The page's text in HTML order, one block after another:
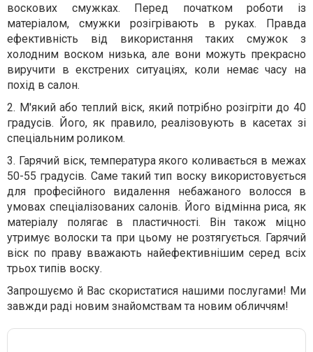
воскових смужках. Перед початком роботи із
матеріалом, смужки розігрівають в руках. Правда
ефективність від використання таких смужок з
холодним воском низька, але вони можуть прекрасно
виручити в екстрених ситуаціях, коли немає часу на
похід в салон.
2. М'який або теплий віск, який потрібно розігріти до 40
градусів. Його, як правило, реалізовують в касетах зі
спеціальним роликом.
3. Гарячий віск, температура якого коливається в межах
50-55 градусів. Саме такий тип воску використовується
для професійного видалення небажаного волосся в
умовах спеціалізованих салонів. Його відмінна риса, як
матеріалу полягає в пластичності. Він також міцно
утримує волоски та при цьому не розтягується. Гарячий
віск по праву вважають найефективнішим серед всіх
трьох типів воску.
Запрошуємо й Вас скористатися нашими послугами! Ми
завжди раді новим знайомствам та новим обличчям!